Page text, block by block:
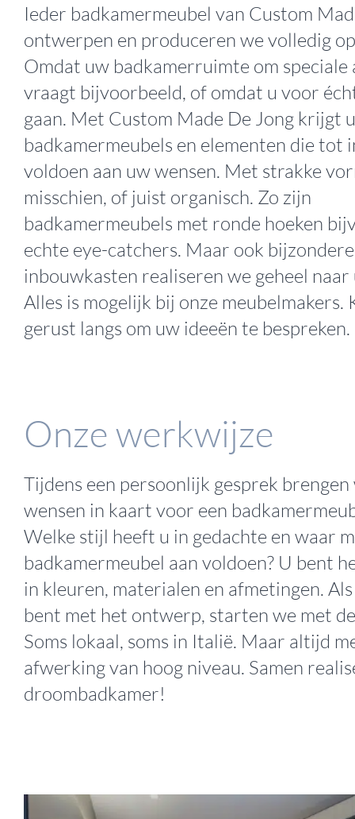
Ieder badkamermeubel van Custom
ontwerpen en produceren we volledig
Omdat uw badkamerruimte om speciale
vraagt bijvoorbeeld, of omdat u voor
gaan. Met Custom Made De Jong krijgt u
badkamermeubels en elementen die tot
voldoen aan uw wensen. Met strakke
misschien, of juist organisch. Zo zijn
badkamermeubels met ronde hoeken
echte eye-catchers. Maar ook
inbouwkasten realiseren we geheel naar
Alles is mogelijk bij onze meubelmakers.
gerust langs om uw ideeën te bespreken.
Onze werkwijze
Tijdens een persoonlijk gesprek brengen
wensen in kaart voor een
Welke stijl heeft u in gedachte en waar
badkamermeubel aan voldoen? U bent
in kleuren, materialen en afmetingen.
bent met het ontwerp, starten we met
Soms lokaal, soms in Italië. Maar altijd
afwerking van hoog niveau. Samen
droombadkamer!